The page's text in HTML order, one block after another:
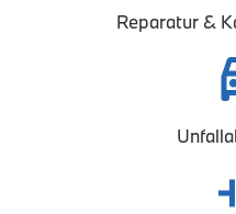
Reparatur &